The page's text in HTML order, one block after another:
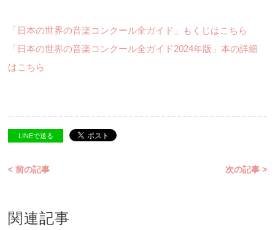
「日本の世界の音楽コンクール全ガイド」もくじはこちら
「日本の世界の音楽コンクール全ガイド2024年版」本の詳細
はこちら
LINEで送る
< 前の記事 次の記事 >
関連記事